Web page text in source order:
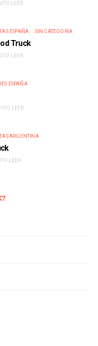
LEER
ESPAÑA SIN CATEGORÍA
Truck
LEER
ESPAÑA
LEER
ARGENTINA
LEER